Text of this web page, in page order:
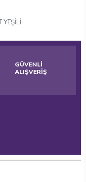
YEŞİLİ,
GÜVENLİ
ALIŞVERİŞ